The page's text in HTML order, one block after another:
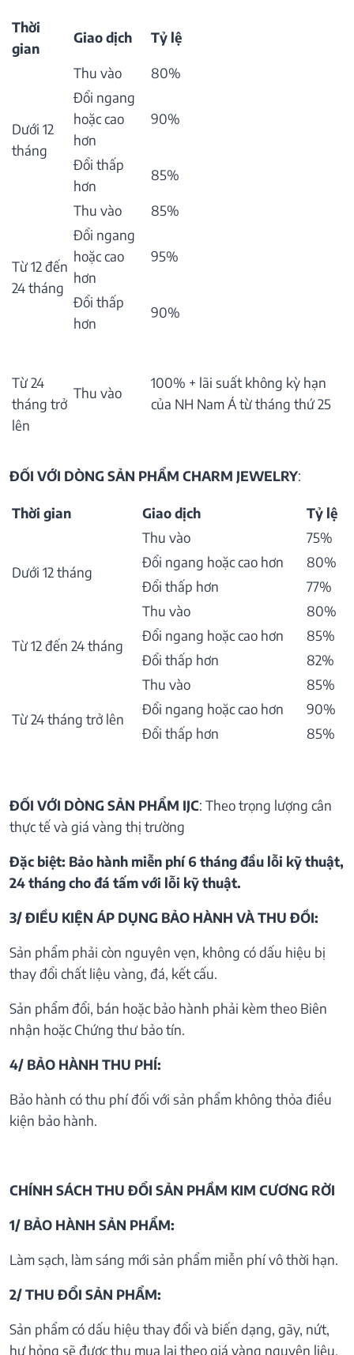
Thời
gian
Giao dịch Tỷ lệ
Dưới 12
tháng
Thu vào
80%
Đổi ngang
hoặc cao
hơn
90%
Đổi thấp
hơn
85%
Từ 12 đến
24 tháng
Thu vào
85%
Đổi ngang
hoặc cao
hơn
95%
Đổi thấp
hơn
90%
Từ 24
tháng trở
lên
Thu vào
100% + lãi suất không kỳ hạn
của NH Nam Á từ tháng thứ 25
ĐỐI VỚI DÒNG SẢN PHẨM CHARM JEWELRY:
Thời gian Giao dịch Tỷ lệ
Dưới 12 tháng
Thu vào
75%
Đổi ngang hoặc cao hơn
80%
Đổi thấp hơn
77%
Từ 12 đến 24 tháng
Thu vào
80%
Đổi ngang hoặc cao hơn
85%
Đổi thấp hơn
82%
Từ 24 tháng trở lên
Thu vào
85%
Đổi ngang hoặc cao hơn
90%
Đổi thấp hơn
85%
ĐỐI VỚI DÒNG SẢN PHẨM IJC: Theo trọng lượng cân
thực tế và giá vàng thị trường
Đặc biệt: Bảo hành miễn phí 6 tháng đầu lỗi kỹ thuật,
24 tháng cho đá tấm với lỗi kỹ thuật.
3/ ĐIỀU KIỆN ÁP DỤNG BẢO HÀNH VÀ THU ĐỒI:
Sản phẩm phải còn nguyên vẹn, không có dấu hiệu bị
thay đổi chất liệu vàng, đá, kết cấu.
Sản phẩm đổi, bán hoặc bảo hành phải kèm theo Biên
nhận hoặc Chứng thư bảo tín.
4/ BẢO HÀNH THU PHÍ:
Bảo hành có thu phí đối với sản phẩm không thỏa điều
kiện bảo hành.
CHÍNH SÁCH THU ĐỔI SẢN PHẦM KIM CƯƠNG RỜI
1/ BẢO HÀNH SẢN PHẨM:
Làm sạch, làm sáng mới sản phẩm miễn phí vô thời hạn.
2/ THU ĐỔI SẢN PHẨM:
Sản phẩm có dấu hiệu thay đổi và biến dạng, gãy, nứt,
hư hỏng sẽ được thu mua lại theo giá vàng nguyên liệu.